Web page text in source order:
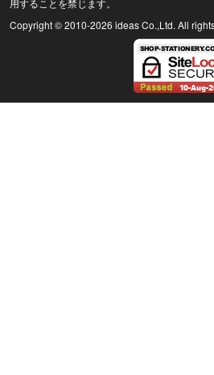
用することを禁じます。
Copyright © 2010-2026 ideas Co.,Ltd. All